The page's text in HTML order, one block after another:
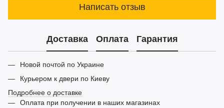
Написать отзыв
Доставка Оплата Гарантия
Новой почтой по Украине
Курьером к двери по Киеву
Подробнее о доставке
Оплата при получении в наших магазинах